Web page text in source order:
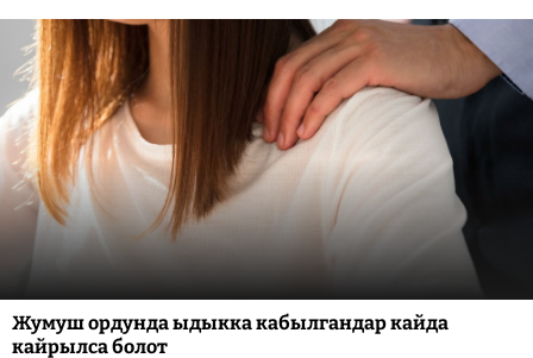
Жумуш ордунда ыдыкка кабылгандар кайда
кайрылса болот